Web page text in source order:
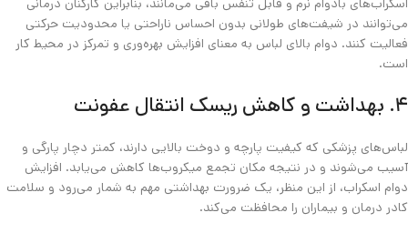
می‌توانند در شیفت‌های طولانی بدون احساس ناراحتی یا محدودیت حرکتی
فعالیت کنند. دوام بالای لباس به معنای افزایش بهره‌وری و تمرکز در محیط کار
است.
۴. بهداشت و کاهش ریسک انتقال عفونت
لباس‌های پزشکی که کیفیت پارچه و دوخت بالایی دارند، کمتر دچار پارگی و
آسیب می‌شوند و در نتیجه مکان تجمع میکروب‌ها کاهش می‌یابد. افزایش
دوام اسکراب، از این منظر، یک ضرورت بهداشتی مهم به شمار می‌رود و سلامت
کادر درمان و بیماران را محافظت می‌کند.